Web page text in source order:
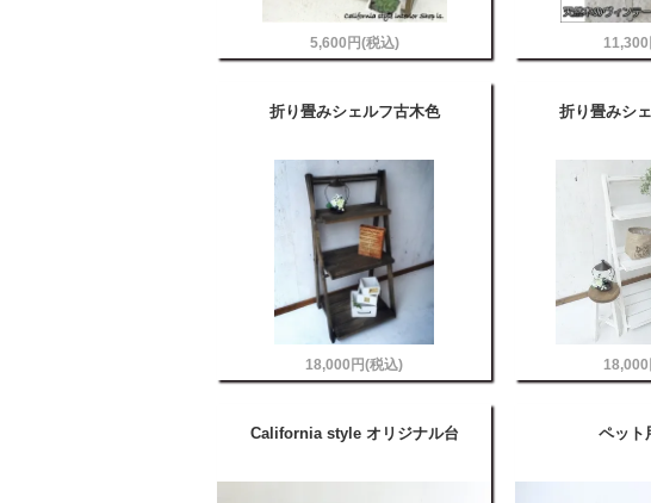
5,600円(税込)
折り畳みシェルフ古木色
18,000円(税込)
折り畳みシ
California style オリジナル台 ペット